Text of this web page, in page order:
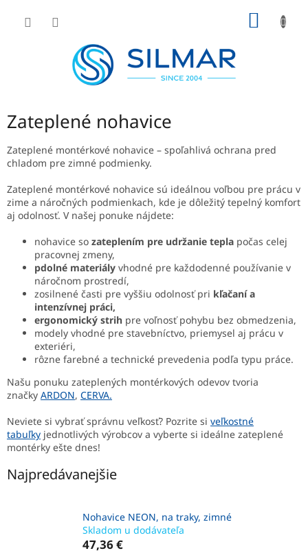
Zateplené nohavice
Zateplené montérkové nohavice – spoľahlivá ochrana pred
chladom pre zimné podmienky.
Zateplené montérkové nohavice sú ideálnou voľbou pre prácu v
zime a náročných podmienkach, kde je dôležitý tepelný komfort
aj odolnosť. V našej ponuke nájdete:
nohavice so zateplením pre udržanie tepla počas celej
pracovnej zmeny,
pdolné materiály vhodné pre každodenné používanie v
náročnom prostredí,
zosilnené časti pre vyššiu odolnosť pri kľačaní a
intenzívnej práci,
ergonomický strih pre voľnosť pohybu bez obmedzenia,
modely vhodné pre stavebníctvo, priemysel aj prácu v
exteriéri,
rôzne farebné a technické prevedenia podľa typu práce.
Našu ponuku zateplených montérkových odevov tvoria
značky ARDON, CERVA.
Neviete si vybrať správnu veľkosť? Pozrite si veľkostné
tabuľky jednotlivých výrobcov a vyberte si ideálne zateplené
montérky ešte dnes!
Najpredávanejšie
Nohavice NEON, na traky, zimné
Skladom u dodávateľa
47,36 €